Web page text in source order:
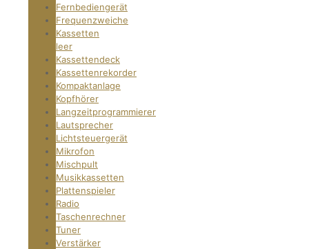
Fernbediengerät
Frequenzweiche
Kassetten
leer
Kassettendeck
Kassettenrekorder
Kompaktanlage
Kopfhörer
Langzeitprogrammierer
Lautsprecher
Lichtsteuergerät
Mikrofon
Mischpult
Musikkassetten
Plattenspieler
Radio
Taschenrechner
Tuner
Verstärker